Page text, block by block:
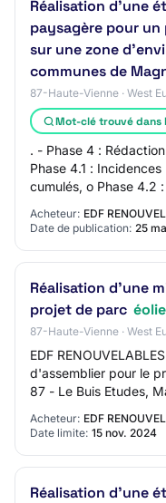
Réalisation d'une
paysagère pour
sur une zone
communes de
87-Haute-Vienne · West
Mot-clé trouvé dans
. - Phase 4 :
Phase 4.1 :
cumulés, o Phase 4.2
Acheteur: EDF
Date de publication: 25
Réalisation d'une
projet de parc
87-Haute-Vienne · West
EDF
d'assemblier pour le
87 - Le Buis Etudes,
Acheteur: EDF
Date limite: 15 nov. 2024
Réalisation d'une